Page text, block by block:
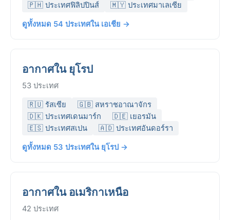
🇵🇭 ประเทศฟิลิปปินส์
🇲🇾 ประเทศมาเลเซีย
ดูทั้งหมด 54 ประเทศใน เอเชีย →
อากาศใน ยุโรป
53 ประเทศ
🇷🇺 รัสเซีย
🇬🇧 สหราชอาณาจักร
🇩🇰 ประเทศเดนมาร์ก
🇩🇪 เยอรมัน
🇪🇸 ประเทศสเปน
🇦🇩 ประเทศอันดอร์รา
ดูทั้งหมด 53 ประเทศใน ยุโรป →
อากาศใน อเมริกาเหนือ
42 ประเทศ